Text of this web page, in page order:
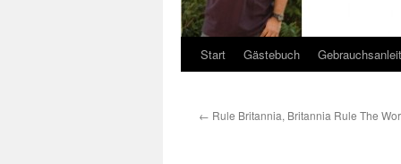
Start Gästebuch
← Rule Britannia, Britannia Rule The